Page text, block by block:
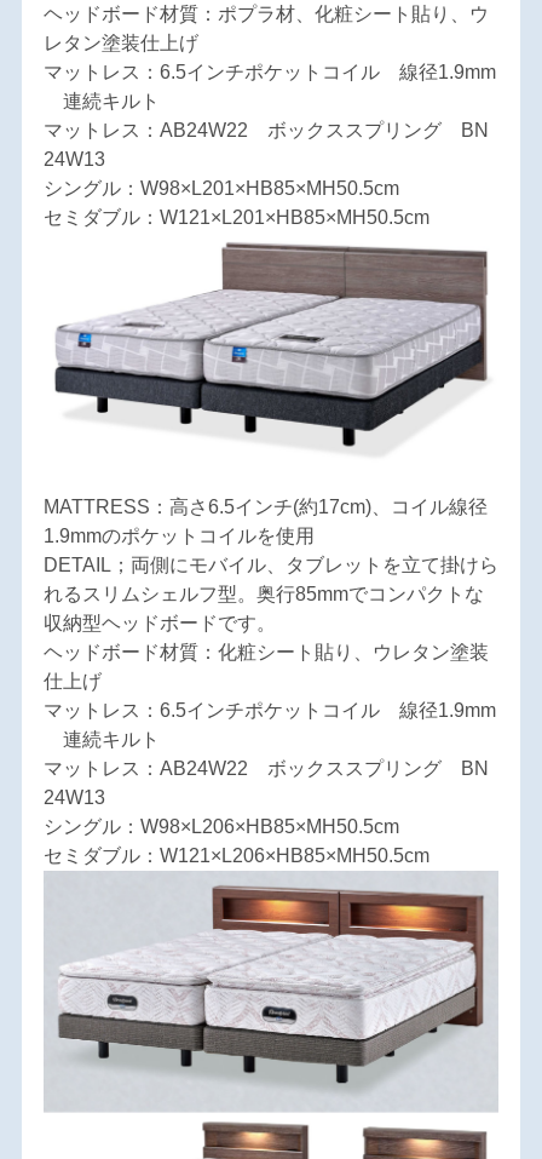
ヘッドボード材質：ポプラ材、化粧シート貼り、ウ
レタン塗装仕上げ
マットレス：6.5インチポケットコイル 線径1.9mm
連続キルト
マットレス：AB24W22 ボックススプリング BN
24W13
シングル：W98×L201×HB85×MH50.5cm
セミダブル：W121×L201×HB85×MH50.5cm
MATTRESS：高さ6.5インチ(約17cm)、コイル線径
1.9mmのポケットコイルを使用
DETAIL；両側にモバイル、タブレットを立て掛けら
れるスリムシェルフ型。奥行85mmでコンパクトな
収納型ヘッドボードです。
ヘッドボード材質：化粧シート貼り、ウレタン塗装
仕上げ
マットレス：6.5インチポケットコイル 線径1.9mm
連続キルト
マットレス：AB24W22 ボックススプリング BN
24W13
シングル：W98×L206×HB85×MH50.5cm
セミダブル：W121×L206×HB85×MH50.5cm